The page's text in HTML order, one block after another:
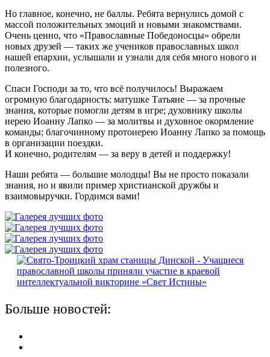
Но главное, конечно, не баллы. Ребята вернулись домой с
массой положительных эмоций и новыми знакомствами.
Очень ценно, что «Православные Победоносцы» обрели
новых друзей — таких же учеников православных школ
нашей епархии, услышали и узнали для себя много нового и
полезного.
Спаси Господи за то, что всё получилось! Выражаем
огромную благодарность: матушке Татьяне — за прочные
знания, которые помогли детям в игре; духовнику школы
иерею Иоанну Лапко — за молитвы и духовное окормление
команды; благочинному протоиерею Иоанну Лапко за помощь
в организации поездки.
И конечно, родителям — за веру в детей и поддержку!
Наши ребята — большие молодцы! Вы не просто показали
знания, но и явили пример христианской дружбы и
взаимовыручки. Гордимся вами!
Больше новостей: